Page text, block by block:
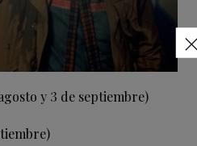
y 3 de septiembre)